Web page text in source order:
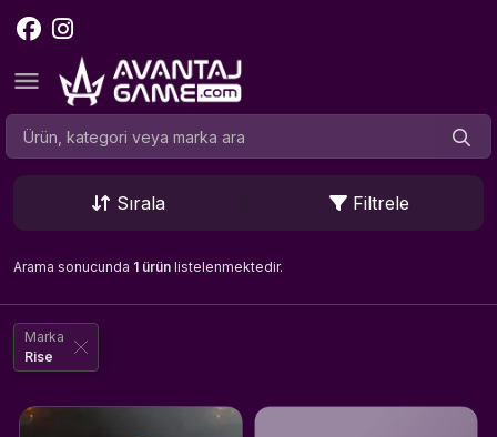
Sırala Filtrele
Arama sonucunda 1 ürün listelenmektedir.
Marka
Rise